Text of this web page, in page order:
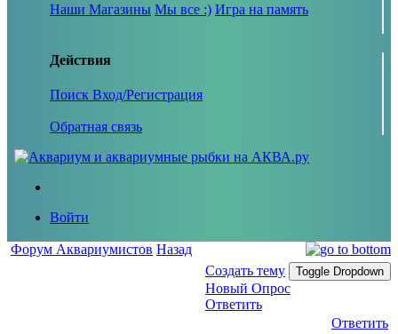
Наши Магазины Мы все :) Игра на память
Действия
Поиск Вход/Регистрация
Обратная связь
Войти
Форум Аквариумистов Назад
Создать тему
Toggle Dropdown
Новый Опрос
Ответить
Ответить